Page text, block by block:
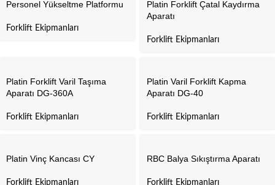
Personel Yükseltme Platformu
Forklift Ekipmanları
Platin Forklift Çatal Kaydırma
Aparatı
Forklift Ekipmanları
Platin Forklift Varil Taşıma
Aparatı DG-360A
Forklift Ekipmanları
Platin Varil Forklift Kapma
Aparatı DG-40
Forklift Ekipmanları
Platin Vinç Kancası CY
Forklift Ekipmanları
RBC Balya Sıkıştırma Aparatı
Forklift Ekipmanları